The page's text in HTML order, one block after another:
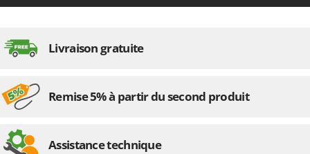
Livraison gratuite
Remise 5% à partir du second produit
Assistance technique